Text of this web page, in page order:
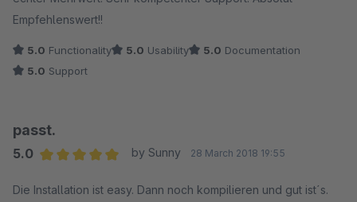
Empfehlenswert!!
5.0 Functionality 5.0 Usability 5.0 Documentation
5.0 Support
passt.
5.0
by Sunny 28 March 2018 19:55
Die Installation ist easy. Dann noch kompilieren und gut ist´s.